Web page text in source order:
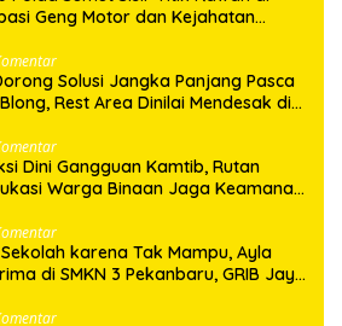
Geng Motor dan Kejahatan
Solusi Jangka Panjang Pasca
Rest Area Dinilai Mendesak di
Dini Gangguan Kamtib, Rutan
Warga Binaan Jaga Keamanan
karena Tak Mampu, Ayla
di SMKN 3 Pekanbaru, GRIB Jaya